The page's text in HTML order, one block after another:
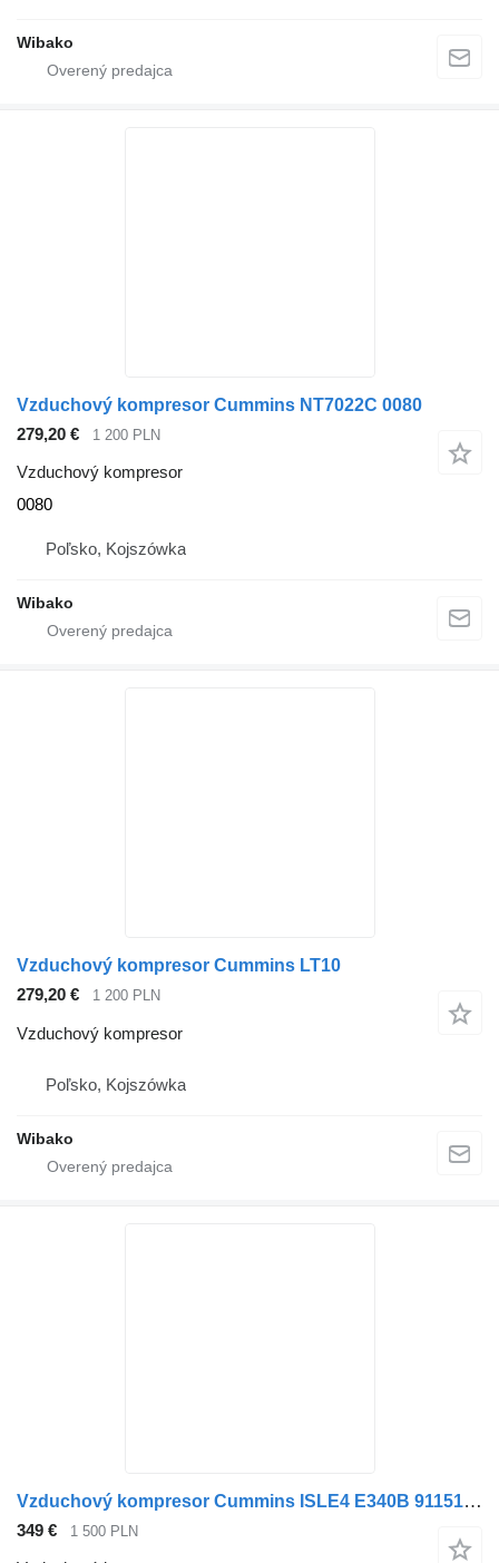
Wibako
Vzduchový kompresor Cummins NT7022C 0080
279,20 €
1 200 PLN
Vzduchový kompresor
0080
Poľsko, Kojszówka
Wibako
Vzduchový kompresor Cummins LT10
279,20 €
1 200 PLN
Vzduchový kompresor
Poľsko, Kojszówka
Wibako
Vzduchový kompresor Cummins ISLE4 E340B 9115160103
349 € 1 500 PLN